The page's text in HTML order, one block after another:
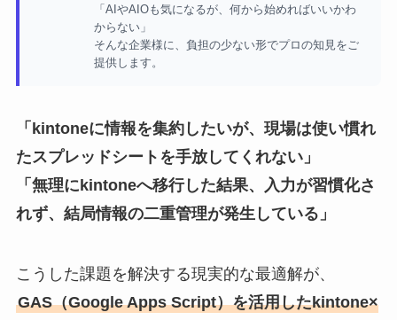
「AIやAIOも気になるが、何から始めればいいかわ
からない」
そんな企業様に、負担の少ない形でプロの知見をご
提供します。
「kintoneに情報を集約したいが、現場は使い慣れ
たスプレッドシートを手放してくれない」
「無理にkintoneへ移行した結果、入力が習慣化さ
れず、結局情報の二重管理が発生している」
こうした課題を解決する現実的な最適解が、
GAS（Google Apps Script）を活用したkintone×